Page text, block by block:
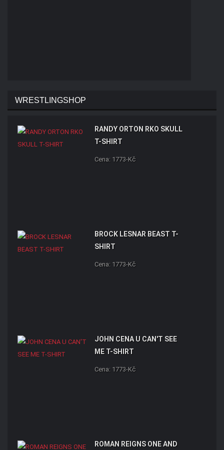
WRESTLINGSHOP
RANDY ORTON RKO SKULL
T-SHIRT
Cena: 1773-Kč
BROCK LESNAR BEAST T-
SHIRT
Cena: 1773-Kč
JOHN CENA U CAN'T SEE
ME T-SHIRT
Cena: 1773-Kč
ROMAN REIGNS ONE AND